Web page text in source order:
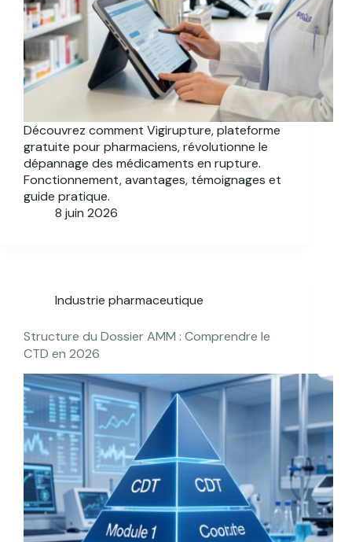
Découvrez comment Vigirupture, plateforme
gratuite pour pharmaciens, révolutionne le
dépannage des médicaments en rupture.
Fonctionnement, avantages, témoignages et
guide pratique.
8 juin 2026
Industrie pharmaceutique
Structure du Dossier AMM : Comprendre le
CTD en 2026